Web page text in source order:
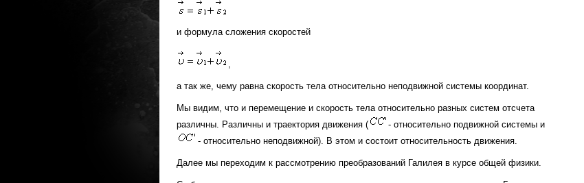
и формула сложения скоростей
,
а так же, чему равна скорость тела относительно неподвижной системы координат.
Мы видим, что и перемещение и скорость тела относительно разных систем отсчета
различны. Различны и траектория движения (
- относительно подвижной системы и
- относительно неподвижной). В этом и состоит относительность движения.
Далее мы переходим к рассмотрению преобразований Галилея в курсе общей физики.